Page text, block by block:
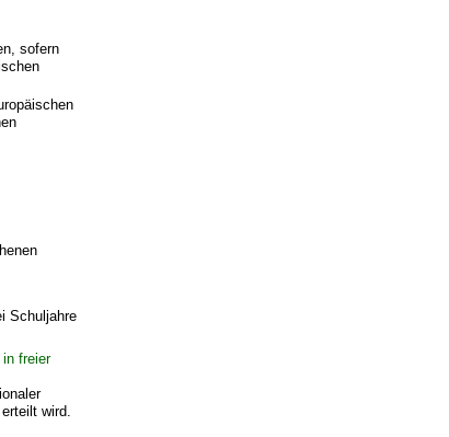
sofern
Schuljahre
freier
wird.